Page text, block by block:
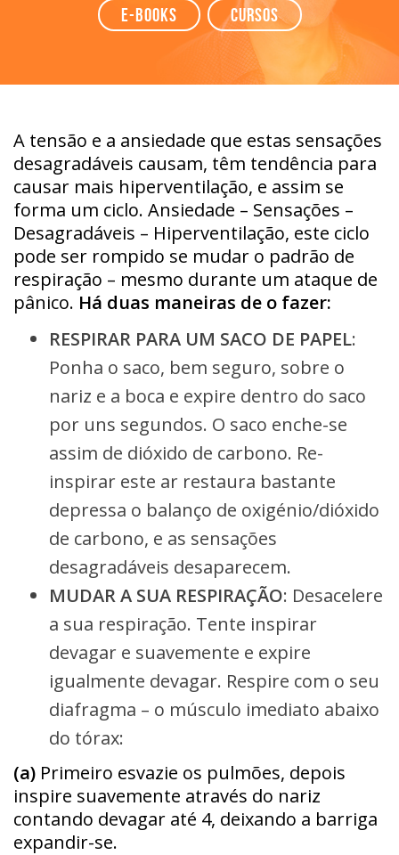
e-books Cursos
A tensão e a ansiedade que estas sensações
desagradáveis causam, têm tendência para
causar mais hiperventilação, e assim se
forma um ciclo. Ansiedade – Sensações –
Desagradáveis – Hiperventilação, este ciclo
pode ser rompido se mudar o padrão de
respiração – mesmo durante um ataque de
pânico. Há duas maneiras de o fazer:
RESPIRAR PARA UM SACO DE PAPEL:
Ponha o saco, bem seguro, sobre o
nariz e a boca e expire dentro do saco
por uns segundos. O saco enche-se
assim de dióxido de carbono. Re-
inspirar este ar restaura bastante
depressa o balanço de oxigénio/dióxido
de carbono, e as sensações
desagradáveis desaparecem.
MUDAR A SUA RESPIRAÇÃO: Desacelere
a sua respiração. Tente inspirar
devagar e suavemente e expire
igualmente devagar. Respire com o seu
diafragma – o músculo imediato abaixo
do tórax:
(a) Primeiro esvazie os pulmões, depois
inspire suavemente através do nariz
contando devagar até 4, deixando a barriga
expandir-se.